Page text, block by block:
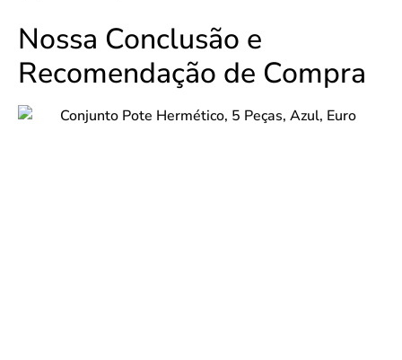
Nossa Conclusão e
Recomendação de Compra